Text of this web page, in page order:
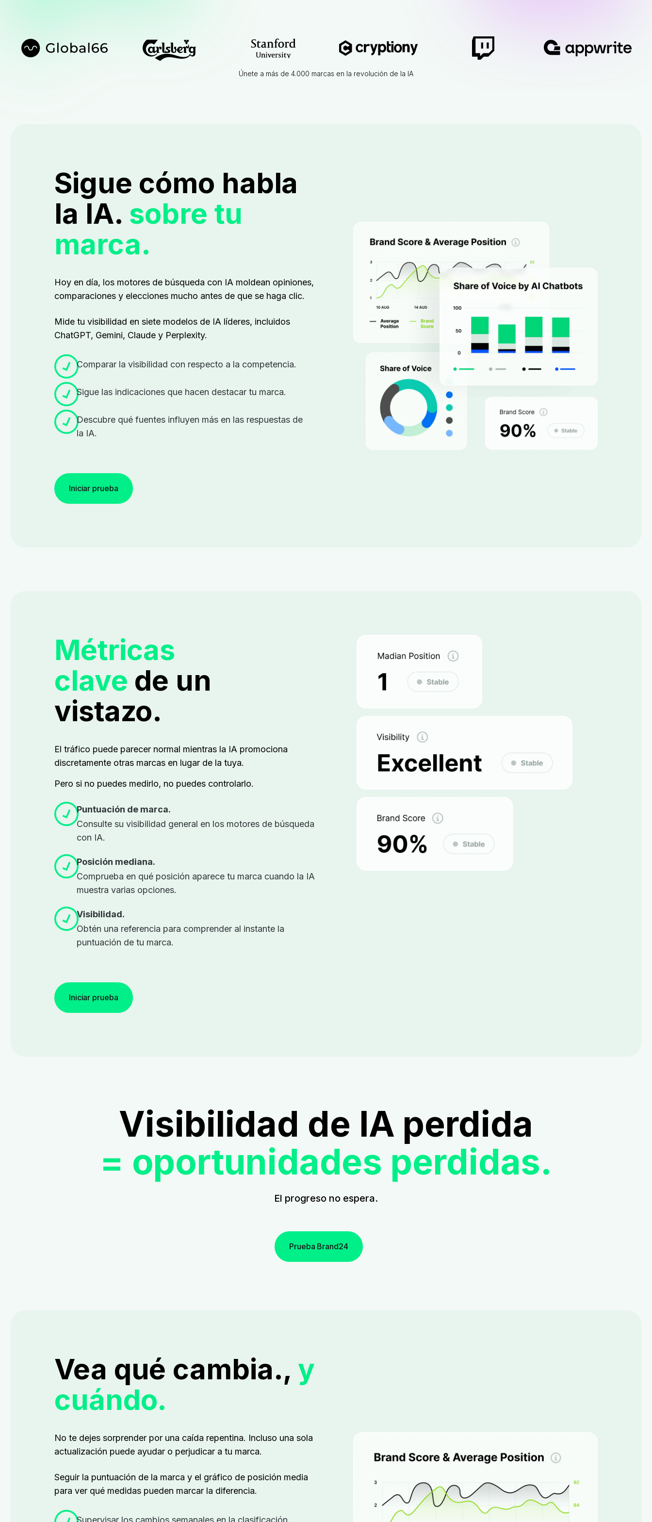
Únete a más de 4.000 marcas en la revolución de la IA
Sigue cómo habla
la IA. sobre tu
marca.
Hoy en día, los motores de búsqueda con IA moldean opiniones,
comparaciones y elecciones mucho antes de que se haga clic.
Mide tu visibilidad en siete modelos de IA líderes, incluidos
ChatGPT, Gemini, Claude y Perplexity.
Comparar la visibilidad con respecto a la competencia.
Sigue las indicaciones que hacen destacar tu marca.
Descubre qué fuentes influyen más en las respuestas de
la IA.
Iniciar prueba
Métricas
clave de un
vistazo.
El tráfico puede parecer normal mientras la IA promociona
discretamente otras marcas en lugar de la tuya.
Pero si no puedes medirlo, no puedes controlarlo.
Puntuación de marca.
Consulte su visibilidad general en los motores de búsqueda
con IA.
Posición mediana.
Comprueba en qué posición aparece tu marca cuando la IA
muestra varias opciones.
Visibilidad.
Obtén una referencia para comprender al instante la
puntuación de tu marca.
Iniciar prueba
Visibilidad de IA perdida
= oportunidades perdidas.
El progreso no espera.
Prueba Brand24
Vea qué cambia., y
cuándo.
No te dejes sorprender por una caída repentina. Incluso una sola
actualización puede ayudar o perjudicar a tu marca.
Seguir la puntuación de la marca y el gráfico de posición media
para ver qué medidas pueden marcar la diferencia.
Supervisar los cambios semanales en la clasificación.